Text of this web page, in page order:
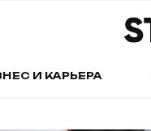
И КАРЬЕРА